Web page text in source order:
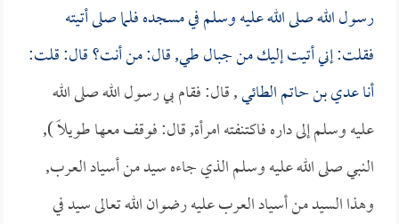
رسول الله صلى الله عليه وسلم في مسجده فلما صلى أتيته
فقلت: إني أتيت إليك من جبال طي, قال: من أنت؟ قال: قلت:
أناعدي بن حاتم الطائي, قال: فقام بي رسول الله صلى الله
عليه وسلم إلى داره فاكتنفته امرأة, قال: فوقف معها طويلاً ),
النبي صلى الله عليه وسلم الذي جاءه سيد من أسياد العرب,
وهذا السيد من أسياد العرب عليه رضوان الله تعالى سيد في